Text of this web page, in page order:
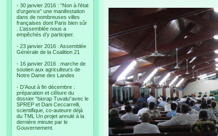
- 30 janvier 2016 : “Non à l’état
d’urgence” une manifestation
dans de nombreuses villes
françaises dont Paris bien sûr
. L’assemblée nous a
empêchés d’y participer.
- 23 janvier 2016 : Assemblée
Générale de la Coalition 21
- 16 janvier 2016 : marche de
soutien aux agriculteurs de
Notre Dame des Landes
- D’Aout à fin décembre :
préparation et clôture du
dossier “biorap Tuvalu“avec le
SPREP et Dani Ceccarrelli,
scientifique, co-auteure déjà
du TML Un projet annulé à la
dernière minute par le
Gouvernement.